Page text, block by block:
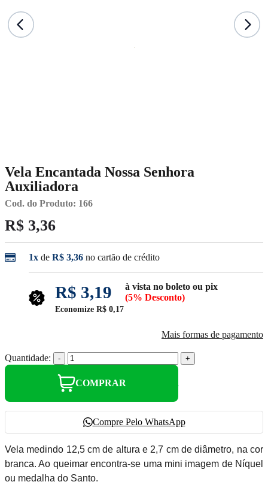
Vela Encantada Nossa Senhora
Auxiliadora
Cod. do Produto: 166
R$ 3,36
1x de R$ 3,36 no cartão de crédito
R$ 3,19
à vista no boleto ou pix
(5% Desconto)
Economize R$ 0,17
Mais formas de pagamento
Quantidade: - +
COMPRAR
Compre Pelo WhatsApp
Vela medindo 12,5 cm de altura e 2,7 cm de diâmetro, na cor
branca. Ao queimar encontra-se uma mini imagem de Níquel
ou medalha do Santo.